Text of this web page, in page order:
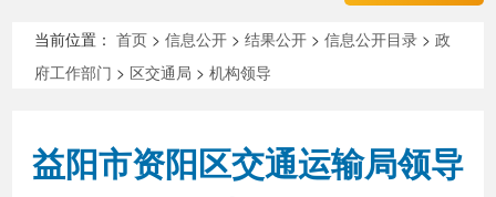
走进资阳
新闻中心 解读回应
当前位置：首页 >信息公开 >结果公开 >信息公开目录 >政
府工作部门 > 区交通局 >机构领导
益阳市资阳区交通运输局领导